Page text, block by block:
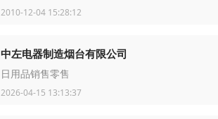
2010-12-04 15:28:12
中左电器制造烟台有限公司
日用品销售零售
2026-04-15 13:13:37